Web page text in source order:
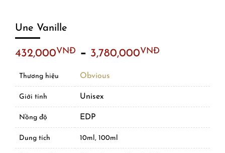
Une Vanille
432,000VNĐ – 3,780,000VNĐ
Thương hiệu Obvious
Giới tính Unisex
Nồng độ EDP
Dung tích 10ml, 100ml